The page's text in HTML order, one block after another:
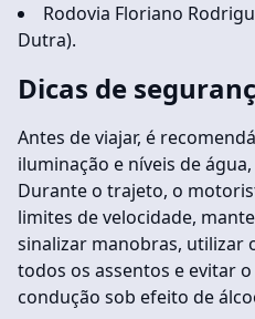
Rodovia Floriano
Dutra).
Dicas de
Antes de viajar, é
iluminação e níveis de
Durante o trajeto, o
limites de velocidade,
sinalizar manobras, utilizar
todos os assentos e evitar
condução sob efeito de